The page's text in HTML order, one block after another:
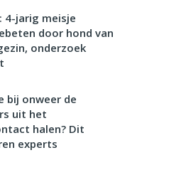
4-jarig meisje
door hond van
onderzoek
bij onweer de
uit het
halen? Dit
experts